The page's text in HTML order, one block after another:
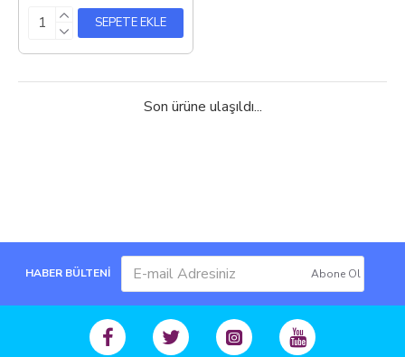
SEPETE EKLE
Son ürüne ulaşıldı...
HABER BÜLTENİ Abone Ol